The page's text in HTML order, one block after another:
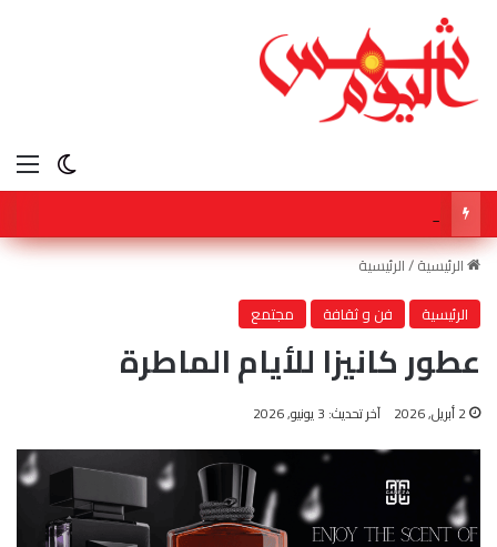
محمد صالح هشلان… عندما تصبح النصيحة محتوى
الرئيسية/الرئيسية
الرئيسية
فن و ثقافة مجتمع
عطور كانيزا للأيام الماطرة
2 أبريل, 2026 آخر تحديث: 3 يونيو, 2026